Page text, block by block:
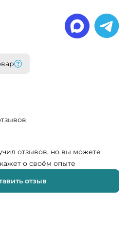
отзывов, но вы можете
о своём опыте
отзыв